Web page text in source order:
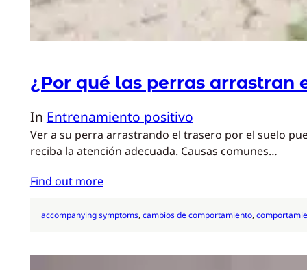
¿Por qué las perras arrastran
In Entrenamiento positivo
Ver a su perra arrastrando el trasero por el suelo
reciba la atención adecuada. Causas comunes…
Find out more
accompanying symptoms, cambios de comportamiento,